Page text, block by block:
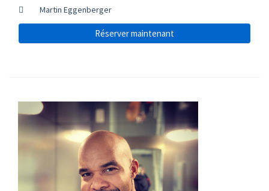
Martin Eggenberger
Réserver maintenant